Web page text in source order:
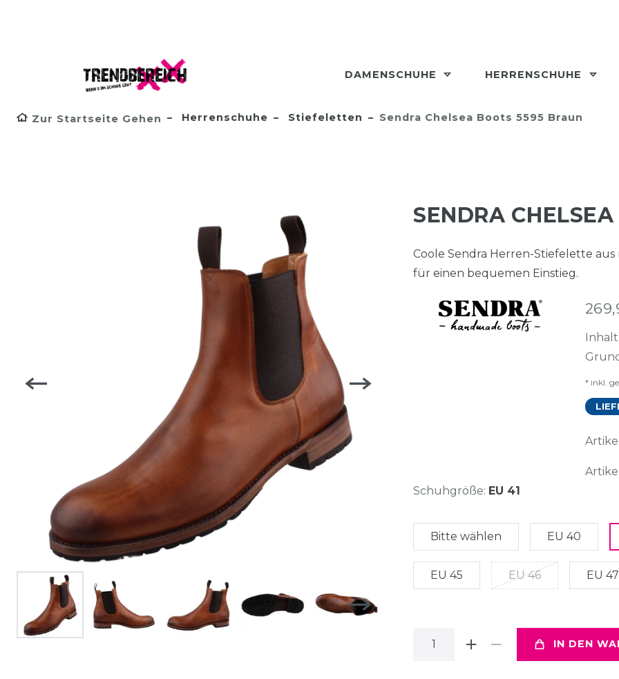
DAMENSCHUHE HERRENSCHUHE
Zur Startseite Gehen Herrenschuhe Stiefeletten Sendra Chelsea Boots 5595 Braun
SENDRA
Coole Sendra Herren-Stiefelette
für einen bequemen Einstieg.
* inkl.
Schuhgröße: EU 41
Bitte wählen EU 40
EU 45 EU 46 EU 47
IN DEN